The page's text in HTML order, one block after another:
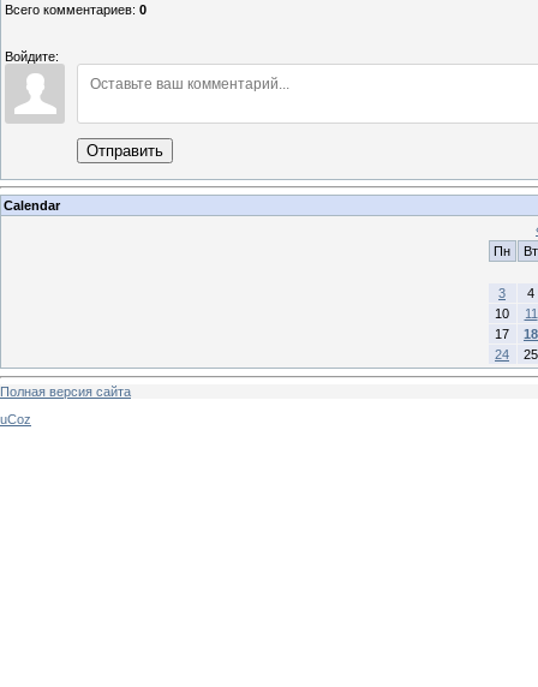
Всего комментариев: 0
Войдите:
Отправить
Calendar
Пн
Вт
3
4
10
11
17
18
24
25
Полная версия сайта
uCoz